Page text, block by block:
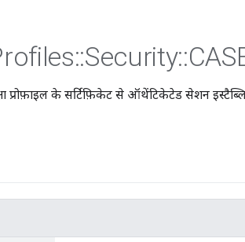
::Security::
प्रोफ़ाइल के सर्टिफ़िकेट से ऑथेंटिकेटेड सेशन